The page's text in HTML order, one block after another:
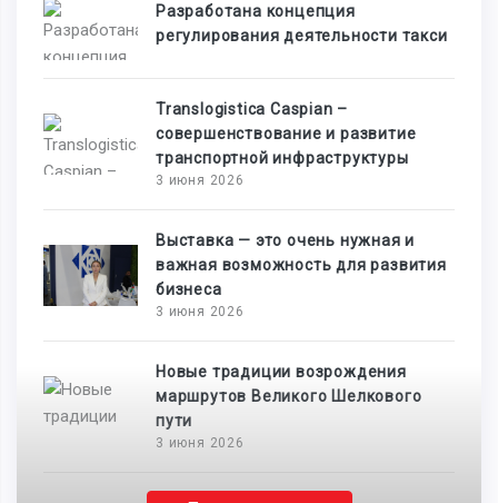
Разработана концепция
регулирования деятельности такси
Translogistica Caspian –
совершенствование и развитие
транспортной инфраструктуры
3 июня 2026
Выставка — это очень нужная и
важная возможность для развития
бизнеса
3 июня 2026
Новые традиции возрождения
маршрутов Великого Шелкового
пути
3 июня 2026